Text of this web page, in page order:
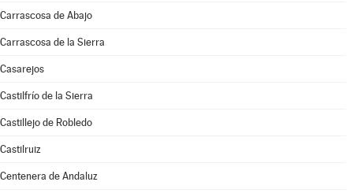
Carrascosa de Abajo
Carrascosa de la Sierra
Casarejos
Castilfrío de la Sierra
Castillejo de Robledo
Castilruiz
Centenera de Andaluz